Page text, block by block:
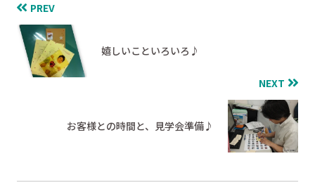
PREV
嬉しいこといろいろ♪
NEXT
お客様との時間と、見学会準備♪